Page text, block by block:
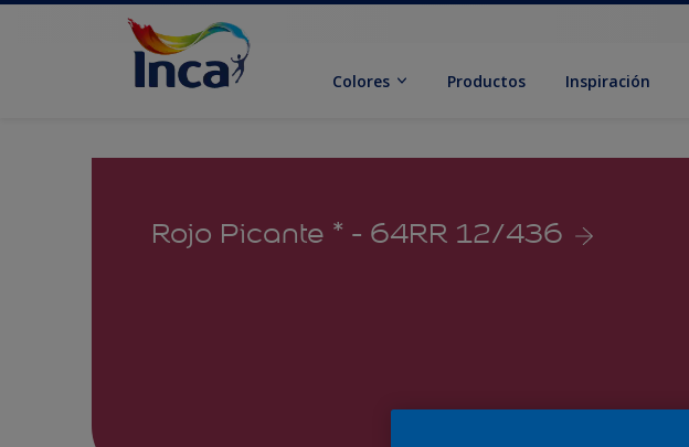
Colores Productos Inspiración
Rojo Picante * - 64RR 12/436